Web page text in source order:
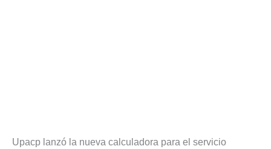
Upacp lanzó la nueva calculadora para el servicio